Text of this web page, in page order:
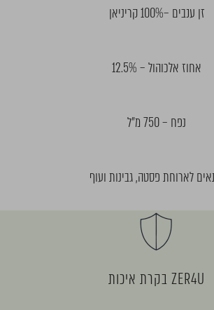
זן ענבים –100% קריניאן
אחוז אלכוהול – 12.5%
נפח – 750 מ"ל
לארוחת פסטה, גבינות ועוף
ZER4U בקרת איכות